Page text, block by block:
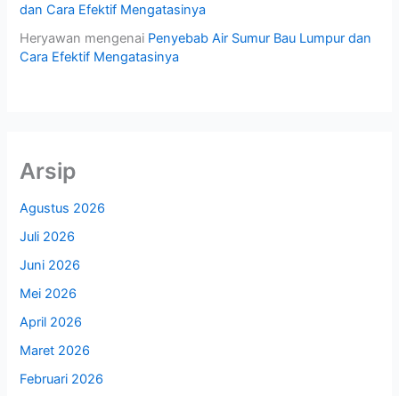
dan Cara Efektif Mengatasinya
Heryawan mengenai Penyebab Air Sumur Bau Lumpur dan
Cara Efektif Mengatasinya
Arsip
Agustus 2026
Juli 2026
Juni 2026
Mei 2026
April 2026
Maret 2026
Februari 2026